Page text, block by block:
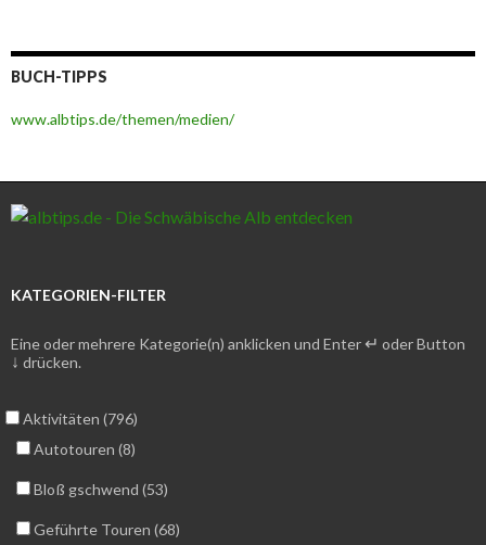
BUCH-TIPPS
www.albtips.de/themen/medien/
KATEGORIEN-FILTER
Eine oder mehrere Kategorie(n) anklicken und Enter ↵ oder Button
↓ drücken.
Aktivitäten (796)
Autotouren (8)
Bloß gschwend (53)
Geführte Touren (68)